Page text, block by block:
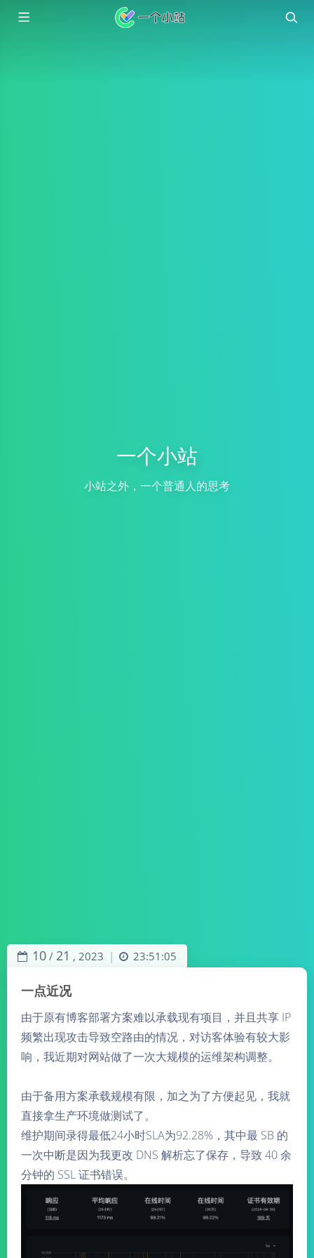
一个小站
小站之外，一个普通人的思考
10 / 21 , 2023 | 23:51:05
一点近况
由于原有博客部署方案难以承载现有项目，并且共享 IP
频繁出现攻击导致空路由的情况，对访客体验有较大影
响，我近期对网站做了一次大规模的运维架构调整。
由于备用方案承载规模有限，加之为了方便起见，我就
直接拿生产环境做测试了。
维护期间录得最低24小时SLA为92.28%，其中最 SB 的
一次中断是因为我更改 DNS 解析忘了保存，导致 40 余
分钟的 SSL 证书错误。